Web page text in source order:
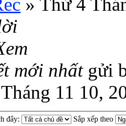
mới nhất gửi
11 10,
đây: Sắp xếp theo